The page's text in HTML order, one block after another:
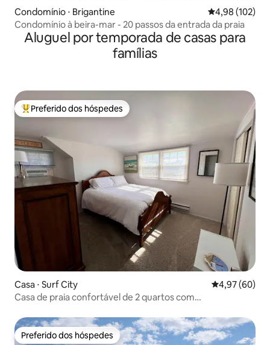
Condomínio ⋅ Brigantine 4,98 de uma
4,98 (102)
Condomínio à beira-mar - 20 passos da entrada da praia
Aluguel por temporada de casas para
famílias
Entre os melhores preferidos dos hóspedes
Preferido dos hóspedes
Casa ⋅ Surf City 4,97 de uma
4,97 (60)
Casa de praia confortável de 2 quartos com
Preferido dos hóspedes
Preferido dos hóspedes